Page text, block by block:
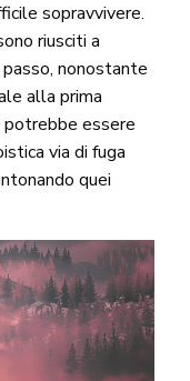
sopravvivere.
riusciti a
nonostante
alla prima
potrebbe essere
via di fuga
quei